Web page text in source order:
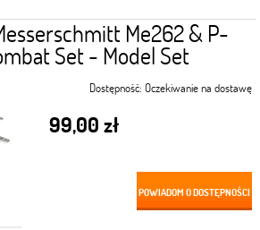
Me262 & P-
Set - Model Set
Dostępność: Oczekiwanie na dostawę
99,00 zł
POWIADOM O DOSTĘPNOŚCI